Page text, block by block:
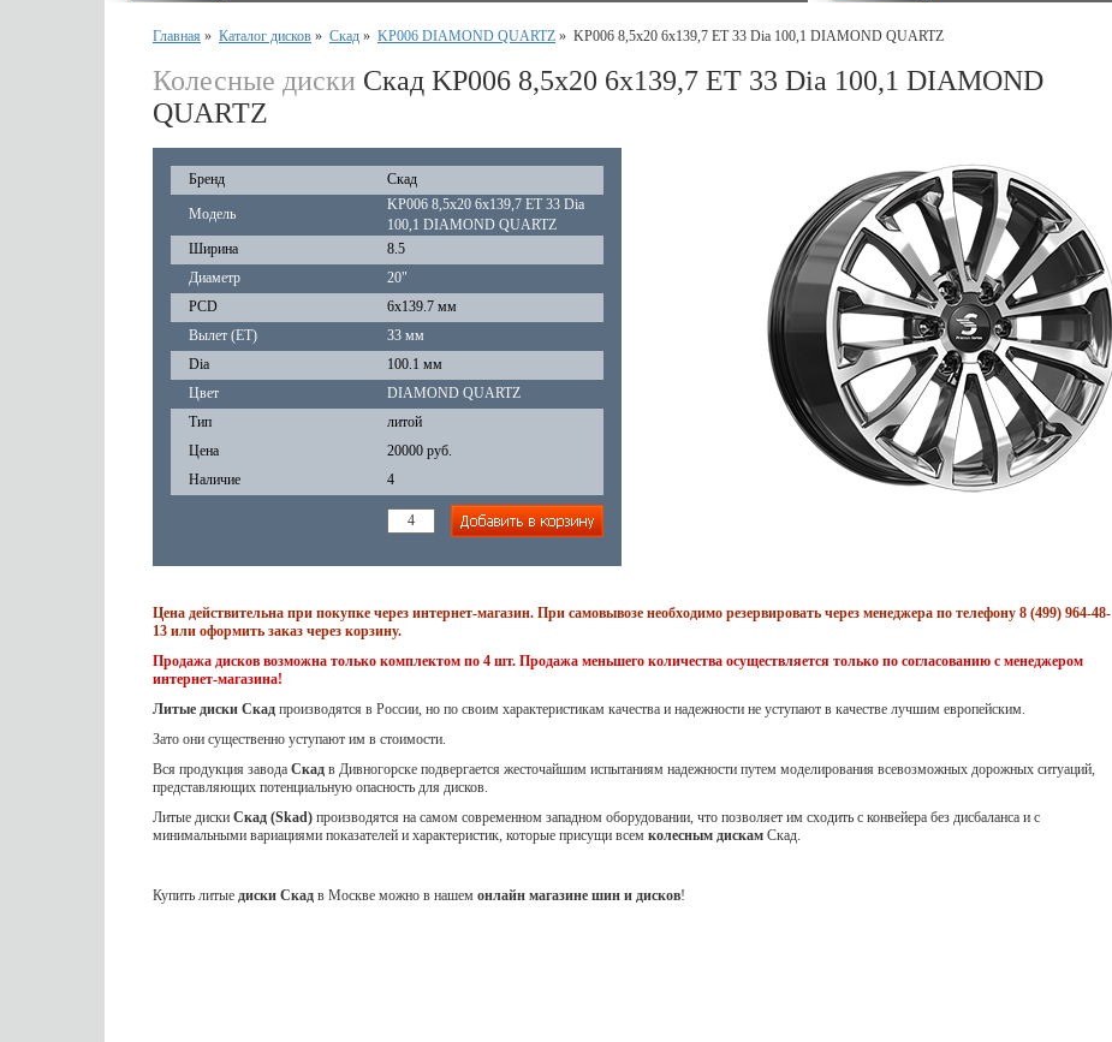
Главная » Каталог дисков » Скад » KP006 DIAMOND QUARTZ » KP006 8,5x20 6x139,7 ET 33 Dia 100,1 DIAMOND QUARTZ
Колесные диски Скад KP006 8,5x20 6x139,7 ET 33 Dia 100,1 DIAMOND
QUARTZ
Бренд Скад
Модель
KP006 8,5x20 6x139,7 ET 33 Dia
100,1 DIAMOND QUARTZ
Ширина
8.5
Диаметр
20"
PCD
6x139.7 мм
Вылет (ET)
33 мм
Dia
100.1 мм
Цвет
DIAMOND QUARTZ
Тип
литой
Цена
20000 руб.
Наличие
4
Цена действительна при покупке через интернет-магазин. При самовывозе необходимо резервировать через менеджера по телефону 8 (499) 964-48-
13 или оформить заказ через корзину.
Продажа дисков возможна только комплектом по 4 шт. Продажа меньшего количества осуществляется только по согласованию с менеджером
интернет-магазина!
Литые диски Скад производятся в России, но по своим характеристикам качества и надежности не уступают в качестве лучшим европейским.
Зато они существенно уступают им в стоимости.
Вся продукция завода Скад в Дивногорске подвергается жесточайшим испытаниям надежности путем моделирования всевозможных дорожных ситуаций,
представляющих потенциальную опасность для дисков.
Литые диски Скад (Skad) производятся на самом современном западном оборудовании, что позволяет им сходить с конвейера без дисбаланса и с
минимальными вариациями показателей и характеристик, которые присущи всем колесным дискам Скад.
Купить литые диски Скад в Москве можно в нашем онлайн магазине шин и дисков!